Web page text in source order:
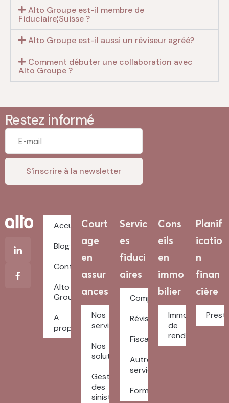
Alto Groupe est-il membre de
Fiduciaire¦Suisse ?
Alto Groupe est-il aussi un réviseur agréé?
Comment débuter une collaboration avec
Alto Groupe ?
Restez informé
Accueil
Blog
Contact
Alto
Groupe
A
propos
Court
age
en
assur
ances
Nos
services
Nos
solutions
Gestion
des
sinistres
Servic
es
fiduci
aires
Comptabilité
Révision
Fiscalité
Autres
services
Formulaires
Cons
eils
en
immo
bilier
Immobilier
de
rendement
Planif
icatio
n
finan
cière